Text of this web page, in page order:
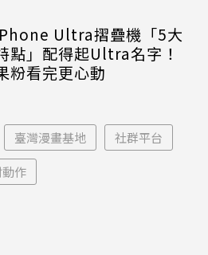
Ultra摺疊機「5大
點」配得起Ultra名字！
粉看完更心動
臺灣漫畫基地 社群平台
作